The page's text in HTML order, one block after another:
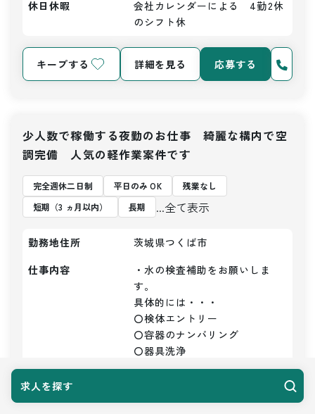
求人を探す
休日休暇
会社カレンダーによる　4勤2休
のシフト休
キープする 詳細を見る 応募する
少人数で稼働する夜勤のお仕事 綺麗な構内で空
調完備 人気の軽作業案件です
完全週休二日制 平日のみ OK
残業なし
短期（3 ヵ月以内）
長期 ...全て表示
勤務地住所
茨城県つくば市
仕事内容
・水の検査補助をお願いしま
す。
具体的には・・・
〇検体エントリー
〇容器のナンバリング
〇器具洗浄
〇かたずけ